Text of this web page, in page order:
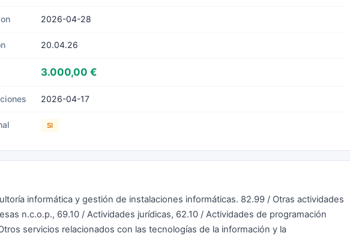
2026-04-28
20.04.26
3.000,00 €
2026-04-17
SI
informática y gestión de instalaciones informáticas. 82.99 / Otras actividades
n.c.o.p., 69.10 / Actividades jurídicas, 62.10 / Actividades de programación
servicios relacionados con las tecnologías de la información y la